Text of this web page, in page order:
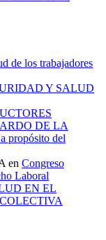
de los trabajadores
Y SALUD
DE LA
propósito del
en Congreso
Laboral
EN EL